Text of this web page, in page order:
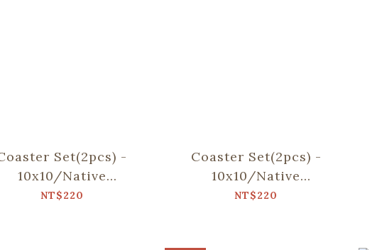
Set(2pcs) -
10x10/Native
Taiwan Golden-
NT$220
Coaster Set(2pcs) -
10x10/Native
Trees/Chinaberry Tree
NT$220